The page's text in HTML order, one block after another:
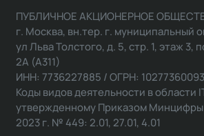
ПУБЛИЧНОЕ АКЦИОНЕРНОЕ
г. Москва, вн.тер. г. муниципальный
ул Льва Толстого, д. 5, стр. 1, этаж
2А (А311)
ИНН: 7736227885 / ОГРН:
Коды видов деятельности в области
утвержденному Приказом Минцифры
2023 г. № 449: 2.01, 27.01, 4.01